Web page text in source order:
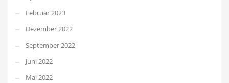
Februar 2023
Dezember 2022
September 2022
Juni 2022
Mai 2022